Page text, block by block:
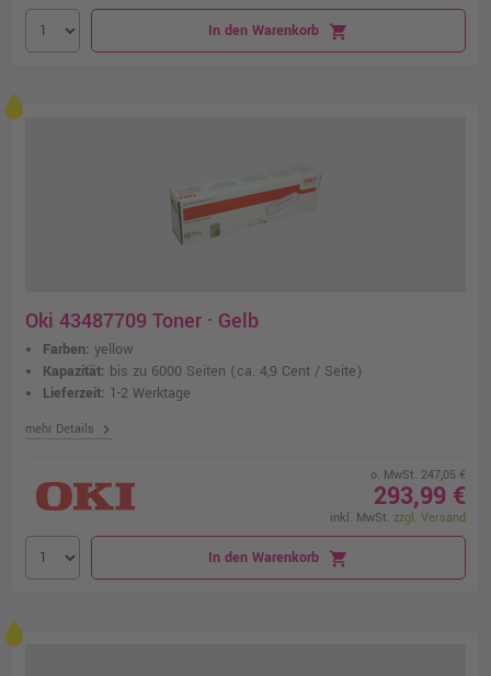
In den Warenkorb shopping_cart
Oki 43487709 Toner · Gelb
Farben: yellow
Kapazität: bis zu 6000 Seiten (ca. 4,9 Cent / Seite)
Lieferzeit: 1-2 Werktage
mehr Details chevron_right
o. MwSt. 247,05 €
293,99 €
inkl. MwSt. zzgl. Versand
In den Warenkorb shopping_cart